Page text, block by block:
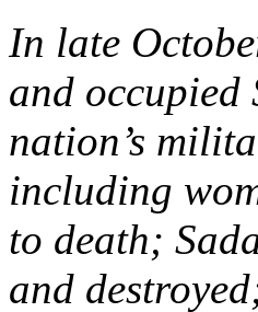
In late
and occupied
nation’s
including
to death;
and